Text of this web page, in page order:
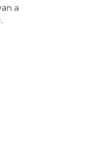
a